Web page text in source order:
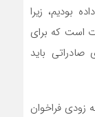
بوديم، زيرا
است که براي
بايد
زودي فراخوان